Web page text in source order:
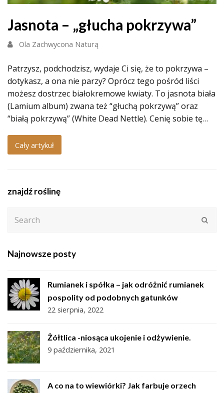
Jasnota – „głucha pokrzywa”
Ola Zachwycona Naturą
Patrzysz, podchodzisz, wydaje Ci się, że to pokrzywa –
dotykasz, a ona nie parzy? Oprócz tego pośród liści
możesz dostrzec białokremowe kwiaty. To jasnota biała
(Lamium album) zwana też “głuchą pokrzywą” oraz
“białą pokrzywą” (White Dead Nettle). Cenię sobie tę…
Cały artykuł
znajdź roślinę
Najnowsze posty
Rumianek i spółka – jak odróżnić rumianek
pospolity od podobnych gatunków
22 sierpnia, 2022
Żółtlica -niosąca ukojenie i odżywienie.
9 października, 2021
A co na to wiewiórki? Jak farbuje orzech